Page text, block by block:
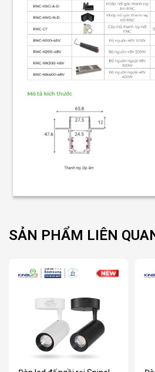
SẢN PHẨM LIÊN